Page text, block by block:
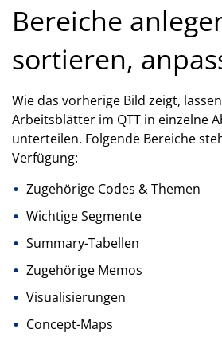
Bereiche
sortieren,
Wie das vorherige Bild zeigt,
Arbeitsblätter im QTT in einzelne
unterteilen. Folgende Bereiche
Verfügung:
Zugehörige Codes & Themen
Wichtige Segmente
Summary-Tabellen
Zugehörige Memos
Visualisierungen
Concept-Maps